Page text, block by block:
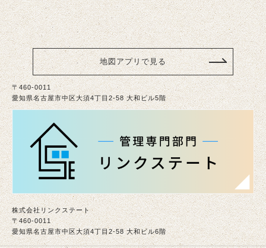
地図アプリで見る
〒460-0011
愛知県名古屋市中区大須4丁目2-58 大和ビル5階
株式会社リンクステート
〒460-0011
愛知県名古屋市中区大須4丁目2-58 大和ビル6階